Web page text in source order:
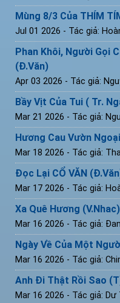
Mùng 8/3 Của THÍM
Jul 01 2026 - Tác giả:
Phan Khôi, Người Gọi
(Đ.Văn)
Apr 03 2026 - Tác giả:
Bầy Vịt Của Tui ( Tr.
Mar 21 2026 - Tác giả:
Hương Cau Vườn
Mar 18 2026 - Tác giả:
Đọc Lại CỔ VĂN
Mar 17 2026 - Tác giả:
Xa Quê Hương (V.Nhac)
Mar 16 2026 - Tác giả:
Ngày Về Của Một
Mar 16 2026 - Tác giả:
Anh Đi Thật Rồi Sao
Mar 16 2026 - Tác giả: Dư